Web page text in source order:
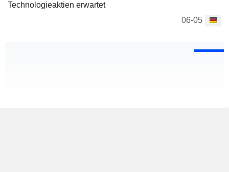
Technologieaktien erwartet
06-05